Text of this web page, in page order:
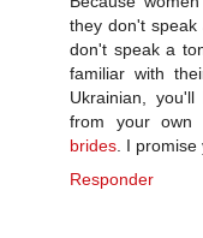
they don't
don't speak a
familiar with
Ukrainian,
from your own
brides. I promise
Responder